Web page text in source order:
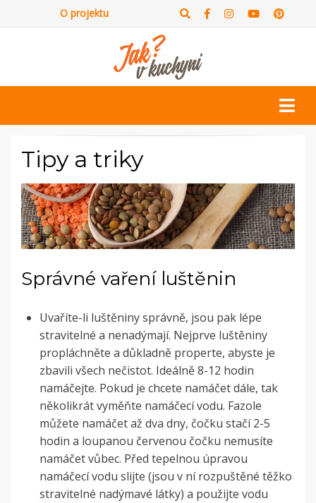
O projektu
Tipy a triky
Správné vaření luštěnin
Uvaříte-li luštěniny správně, jsou pak lépe
stravitelné a nenadýmají. Nejprve luštěniny
propláchněte a důkladně properte, abyste je
zbavili všech nečistot. Ideálně 8-12 hodin
namáčejte. Pokud je chcete namáčet dále, tak
několikrát vyměňte namáčecí vodu. Fazole
můžete namáčet až dva dny, čočku stačí 2-5
hodin a loupanou červenou čočku nemusíte
namáčet vůbec. Před tepelnou úpravou
namáčecí vodu slijte (jsou v ní rozpuštěné těžko
stravitelné nadýmavé látky) a použijte vodu